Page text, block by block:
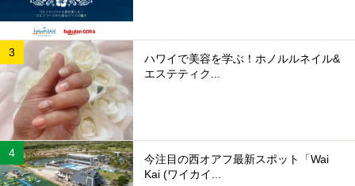
ハワイで美容を学ぶ！ホノルルネイル&
エステティク...
今注目の西オアフ最新スポット「Wai
Kai (ワイカイ...